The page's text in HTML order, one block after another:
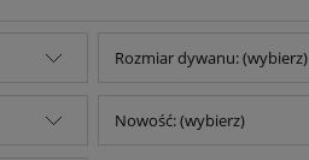
Rozmiar dywanu: (wybierz)
Nowość: (wybierz)